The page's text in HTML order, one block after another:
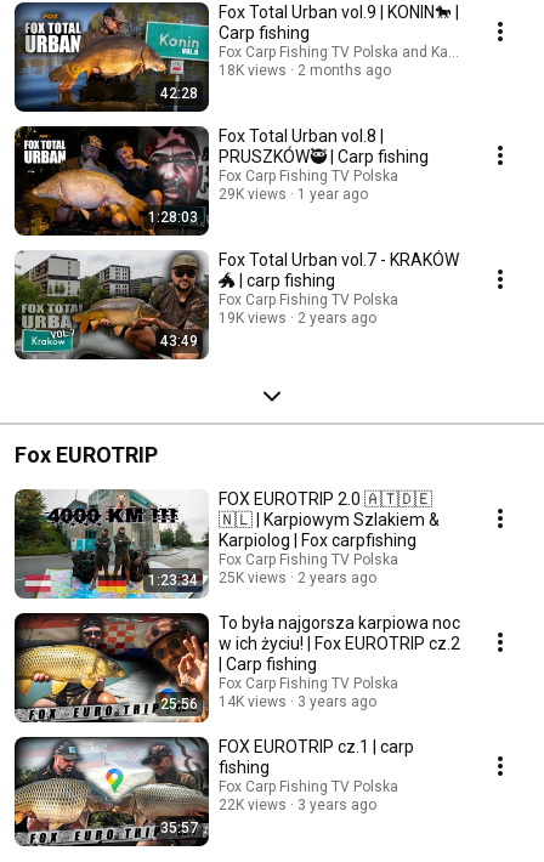
42:28
Fox Total Urban vol.9 | KONIN🐎 |
Carp fishing
Fox Carp Fishing TV Polska and Karpiowy Wuja
18K views
2 months ago
1:28:03
Fox Total Urban vol.8 |
PRUSZKÓW🥷 | Carp fishing
Fox Carp Fishing TV Polska
29K views
1 year ago
43:49
Fox Total Urban vol.7 - KRAKÓW
🐲 | carp fishing
Fox Carp Fishing TV Polska
19K views
2 years ago
Fox EUROTRIP
1:23:34
FOX EUROTRIP 2.0 🇦🇹🇩🇪
🇳🇱 | Karpiowym Szlakiem &
Karpiolog | Fox carpfishing
Fox Carp Fishing TV Polska
25K views
2 years ago
25:56
To była najgorsza karpiowa noc
w ich życiu! | Fox EUROTRIP cz.2
| Carp fishing
Fox Carp Fishing TV Polska
14K views
3 years ago
35:57
FOX EUROTRIP cz.1 | carp
fishing
Fox Carp Fishing TV Polska
22K views
3 years ago